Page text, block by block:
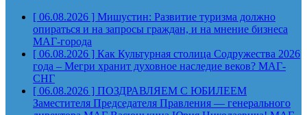
[ 06.08.2026 ] Мишустин: Развитие туризма должно
опираться и на запросы граждан, и на мнение бизнеса
МАГ-города
[ 06.08.2026 ] Как Культурная столица Содружества 2026
года – Мегри хранит духовное наследие веков? МАГ-
СНГ
[ 06.08.2026 ] ПОЗДРАВЛЯЕМ С ЮБИЛЕЕМ
Заместителя Председателя Правления — генерального